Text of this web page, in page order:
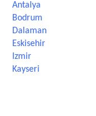
Antalya
Bodrum
Dalaman
Eskisehir
Izmir
Kayseri